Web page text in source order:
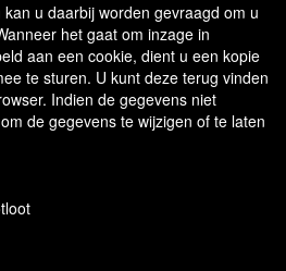
u daarbij worden gevraagd om u
het gaat om inzage in
aan een cookie, dient u een kopie
te sturen. U kunt deze terug vinden
Indien de gegevens niet
de gegevens te wijzigen of te laten